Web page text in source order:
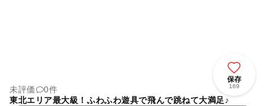
保存
169
未評価
0件
東北エリア最大級！ふわふわ遊具で飛んで跳ねて大満足♪